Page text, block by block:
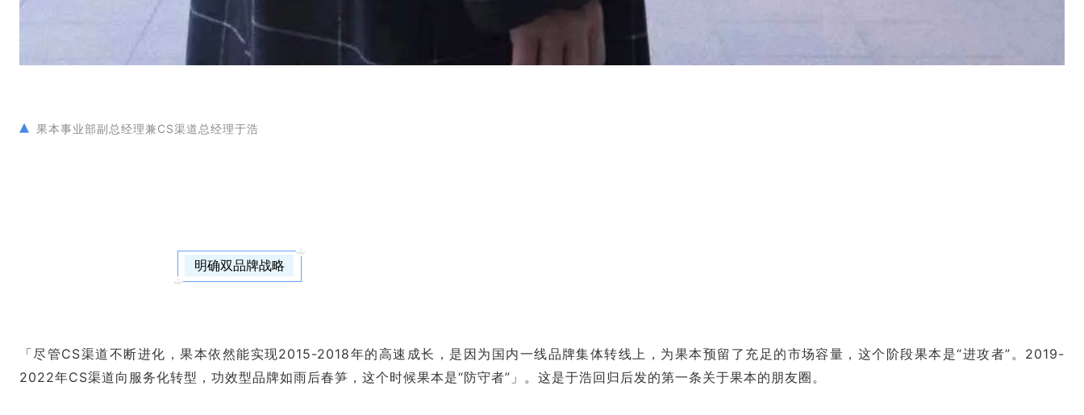
▴ 果本事业部副总经理兼CS渠道总经理于浩
明确双品牌战略
「尽管CS渠道不断进化，果本依然能实现2015-2018年的高速成长，是因为国内一线品牌集体转线上，为果本预留了充足的市场容量，这个阶段果本是“进攻者”。2019-
2022年CS渠道向服务化转型，功效型品牌如雨后春笋，这个时候果本是“防守者”」。这是于浩回归后发的第一条关于果本的朋友圈。